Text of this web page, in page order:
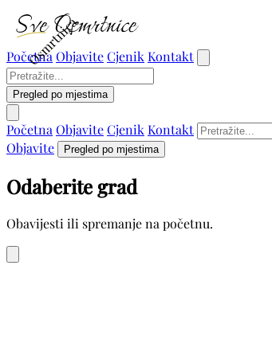
Početna ObjaviteCjenik Kontakt
Pregled po mjestima
Početna ObjaviteCjenik Kontakt
Objavite
Pregled po mjestima
Odaberite grad
Obavijesti ili spremanje na početnu.
Osmrtnica